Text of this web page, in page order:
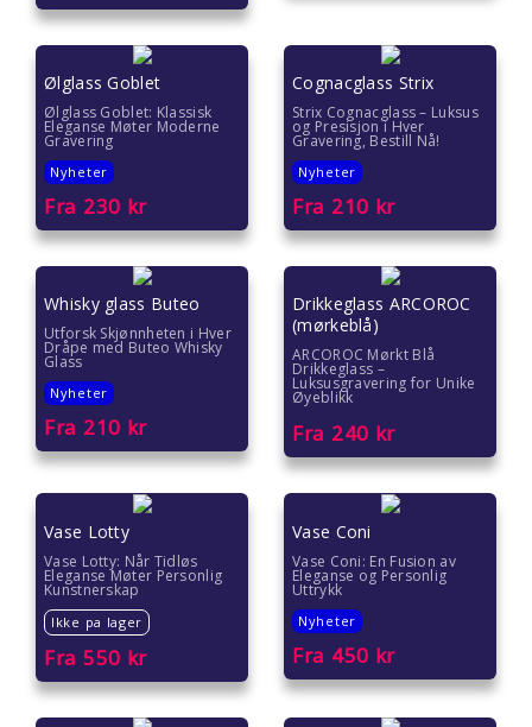
Ølglass Goblet
Ølglass Goblet: Klassisk
Eleganse Møter Moderne
Gravering
Nyheter
Fra 230 kr
Cognacglass Strix
Strix Cognacglass – Luksus
og Presisjon i Hver
Gravering, Bestill Nå!
Nyheter
Fra 210 kr
Whisky glass Buteo
Utforsk Skjønnheten i Hver
Dråpe med Buteo Whisky
Glass
Nyheter
Fra 210 kr
Drikkeglass ARCOROC
(mørkeblå)
ARCOROC Mørkt Blå
Drikkeglass –
Luksusgravering for Unike
Øyeblikk
Fra 240 kr
Vase Lotty
Vase Lotty: Når Tidløs
Eleganse Møter Personlig
Kunstnerskap
Ikke pa lager
Fra 550 kr
Vase Coni
Vase Coni: En Fusion av
Eleganse og Personlig
Uttrykk
Nyheter
Fra 450 kr